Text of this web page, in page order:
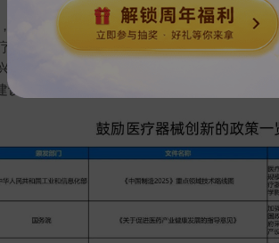
提高医疗器械的创新能力和产业化水平，重
等移动医疗产品。明确支持生物技术、高端
前沿领域创新和产业化，形成一批增长点。
，推进医疗器械国产化。